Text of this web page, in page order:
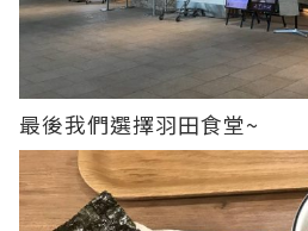
最後我們選擇羽田食堂~